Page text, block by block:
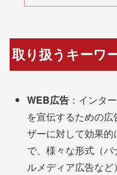
取り扱うキーワ
WEB広告 ：インタ
を宣伝するための
ザーに対して効果
で、様々な形式（
ルメディア広告など